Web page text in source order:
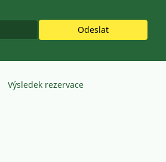
Výsledek rezervace